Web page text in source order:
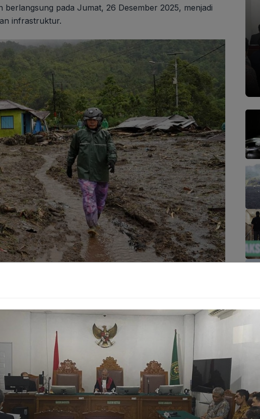
pada Jumat, 26 Desember 2025, menjadi
infrastruktur.
penghubung utama antara Malalak Selatan dan
lalu. Insiden tersebut secara drastis memutus akses